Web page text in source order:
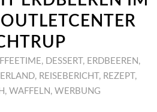
, DESSERT , ERDBEEREN ,
, REISEBERICHT , REZEPT ,
, WAFFELN , WERBUNG